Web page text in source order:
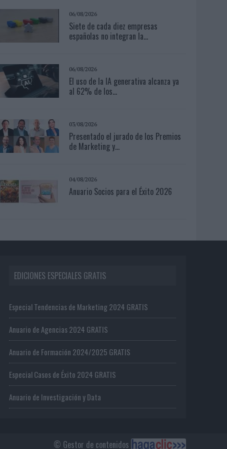
06/08/2026
Siete de cada diez empresas
españolas no integran la...
06/08/2026
El uso de la IA generativa alcanza ya
al 62% de los...
03/08/2026
Presentado el jurado de los Premios
de Marketing y...
04/08/2026
Anuario Socios para el Éxito 2026
EDICIONES ESPECIALES GRATIS
Especial Tendencias de Marketing 2024 GRATIS
Anuario de Agencias 2024 GRATIS
Anuario de Formación 2024/2025 GRATIS
Especial Casos de Éxito 2024 GRATIS
Anuario de Investigación y Data
© Gestor de contenidos